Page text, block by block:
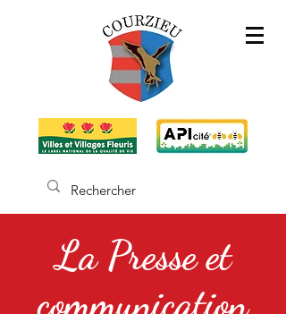
La Presse et
communication